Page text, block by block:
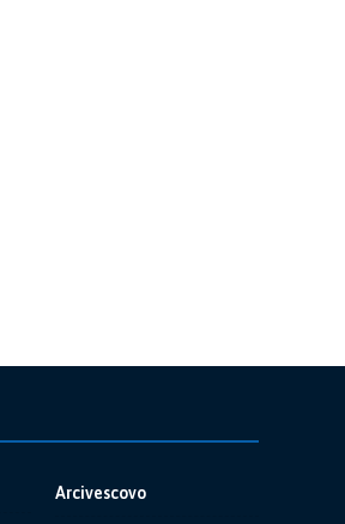
Arcivescovo